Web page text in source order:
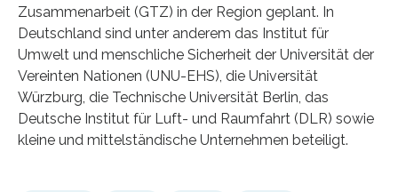
Zusammenarbeit (GTZ) in der Region geplant. In
Deutschland sind unter anderem das Institut für
Umwelt und menschliche Sicherheit der Universität der
Vereinten Nationen (UNU-EHS), die Universität
Würzburg, die Technische Universität Berlin, das
Deutsche Institut für Luft- und Raumfahrt (DLR) sowie
kleine und mittelständische Unternehmen beteiligt.